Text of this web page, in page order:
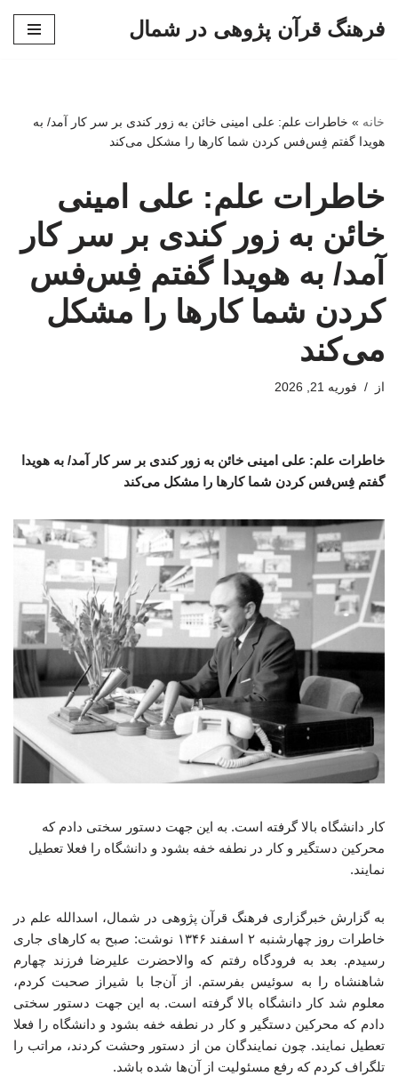
فرهنگ قرآن پژوهی در شمال
خانه » خاطرات علم: علی امینی خائن به زور کندی بر سر کار آمد/ به
هویدا گفتم فِس‌فس کردن شما کارها را مشکل می‌کند
خاطرات علم: علی امینی
خائن به زور کندی بر سر کار
آمد/ به هویدا گفتم فِس‌فس
کردن شما کارها را مشکل
می‌کند
از فوریه 21, 2026
خاطرات علم: علی امینی خائن به زور کندی بر سر کار آمد/ به هویدا
گفتم فِس‌فس کردن شما کارها را مشکل می‌کند
کار دانشگاه بالا گرفته است. به این جهت دستور سختی دادم که
محرکین دستگیر و کار در نطفه خفه بشود و دانشگاه را فعلا تعطیل
نمایند.
به گزارش خبرگزاری فرهنگ قرآن پژوهی در شمال، اسدالله علم در
خاطرات روز چهارشنبه ۲ اسفند ۱۳۴۶ نوشت: صبح به کارهای جاری
رسیدم. بعد به فرودگاه رفتم که والاحضرت علیرضا فرزند چهارم
شاهنشاه را به سوئیس بفرستم. از آن‌جا با شیراز صحبت کردم،
معلوم شد کار دانشگاه بالا گرفته است. به این جهت دستور سختی
دادم که محرکین دستگیر و کار در نطفه خفه بشود و دانشگاه را فعلا
تعطیل نمایند. چون نمایندگان من از دستور وحشت کردند، مراتب را
تلگراف کردم که رفع مسئولیت از آن‌ها شده باشد.